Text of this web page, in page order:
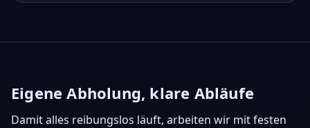
Eigene Abholung, klare Abläufe
Damit alles reibungslos läuft, arbeiten wir mit festen